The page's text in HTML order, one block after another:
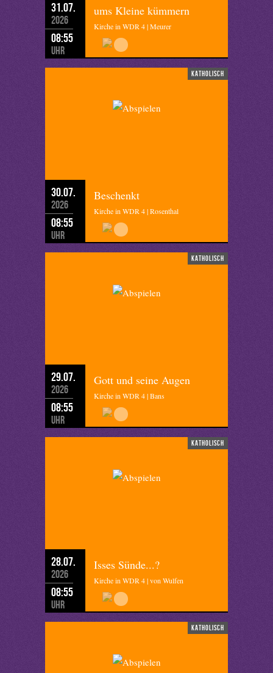
31.07.
2026
08:55
Uhr
ums Kleine kümmern
Kirche in WDR 4 | Meurer
katholisch
30.07.
2026
08:55
Uhr
Beschenkt
Kirche in WDR 4 | Rosenthal
katholisch
29.07.
2026
08:55
Uhr
Gott und seine Augen
Kirche in WDR 4 | Bans
katholisch
28.07.
2026
08:55
Uhr
Isses Sünde...?
Kirche in WDR 4 | von Wulfen
katholisch